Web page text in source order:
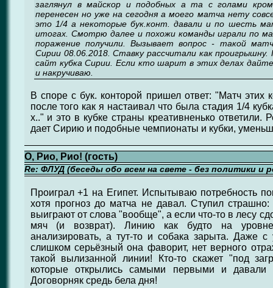
заглянул в майскор и подобных а та с голами
перенесен но уже на сегодня а моего матча нету
это 1/4 а некоторые бук.конт. давали и по шесть
итогах. Смотрю далее и похожи команды играли по
поражение получили. Вызывает вопрос - такой
Сирии 08.06.2018. Ставку рассчитали как
сайт кубка Сирии. Если кто шарит в этих делах
и накручиваю.
В споре с бук. конторой пришел ответ: "Матч этих
после того как я настаивал что была стадия 1/4
х.." и это в кубке страны креативненько ответили.
дает Сирию и подобные чемпионаты и кубки,
О, Рио, Рио! (гость)
Re: ФЛУД (беседы обо всем на свете - без политики и
Проиграл +1 на Египет. Испытываю потребность
хотя прогноз до матча не давал. Ступил
выиграют от слова "вообще", а если что-то в лесу
мяч (и возврат). Линию как будто на уровне
анализировать, а тут-то и собака зарыта. Даже
слишком серьёзный она фаворит, нет верного
такой вылизанной линии! Кто-то скажет "под
которые открылись самыми первыми и
Договорняк средь бела дня!